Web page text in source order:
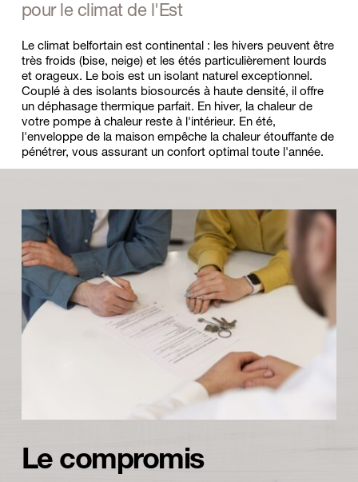
pour le climat de l'Est
Le climat belfortain est continental : les hivers peuvent être
très froids (bise, neige) et les étés particulièrement lourds
et orageux. Le bois est un isolant naturel exceptionnel.
Couplé à des isolants biosourcés à haute densité, il offre
un déphasage thermique parfait. En hiver, la chaleur de
votre pompe à chaleur reste à l'intérieur. En été,
l'enveloppe de la maison empêche la chaleur étouffante de
pénétrer, vous assurant un confort optimal toute l'année.
Le compromis